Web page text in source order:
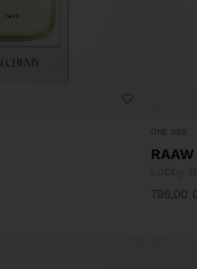
ONE SIZE
795,00